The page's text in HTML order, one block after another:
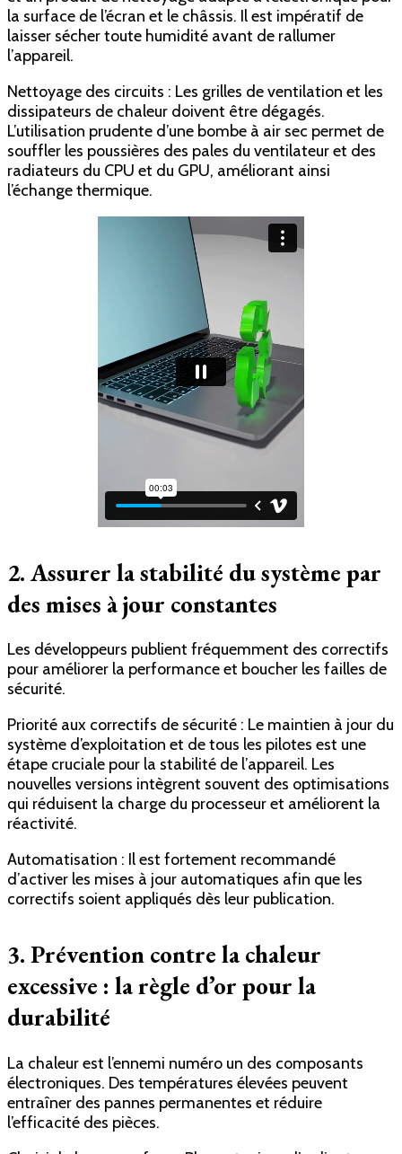
la surface de l’écran et le châssis. Il est impératif de
laisser sécher toute humidité avant de rallumer
l’appareil.
Nettoyage des circuits : Les grilles de ventilation et les
dissipateurs de chaleur doivent être dégagés.
L’utilisation prudente d’une bombe à air sec permet de
souffler les poussières des pales du ventilateur et des
radiateurs du CPU et du GPU, améliorant ainsi
l’échange thermique.
2. Assurer la stabilité du système par
des mises à jour constantes
Les développeurs publient fréquemment des correctifs
pour améliorer la performance et boucher les failles de
sécurité.
Priorité aux correctifs de sécurité : Le maintien à jour du
système d’exploitation et de tous les pilotes est une
étape cruciale pour la stabilité de l’appareil. Les
nouvelles versions intègrent souvent des optimisations
qui réduisent la charge du processeur et améliorent la
réactivité.
Automatisation : Il est fortement recommandé
d’activer les mises à jour automatiques afin que les
correctifs soient appliqués dès leur publication.
3. Prévention contre la chaleur
excessive : la règle d’or pour la
durabilité
La chaleur est l’ennemi numéro un des composants
électroniques. Des températures élevées peuvent
entraîner des pannes permanentes et réduire
l’efficacité des pièces.